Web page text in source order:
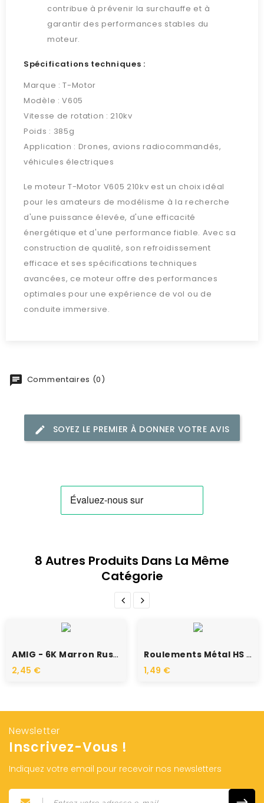
contribue à prévenir la surchauffe et à
garantir des performances stables du
moteur.
Spécifications techniques :
Marque : T-Motor
Modèle : V605
Vitesse de rotation : 210kv
Poids : 385g
Application : Drones, avions radiocommandés,
véhicules électriques
Le moteur T-Motor V605 210kv est un choix idéal
pour les amateurs de modélisme à la recherche
d'une puissance élevée, d'une efficacité
énergétique et d'une performance fiable. Avec sa
construction de qualité, son refroidissement
efficace et ses spécifications techniques
avancées, ce moteur offre des performances
optimales pour une expérience de vol ou de
conduite immersive.
Commentaires (0)
SOYEZ LE PREMIER À DONNER VOTRE AVIS
8 Autres Produits Dans La Même
Catégorie
AMIG - 6K Marron Russe -...
2,45 €
Roulements Métal HS 6x12x4
1,49 €
Newsletter
Inscrivez-Vous !
Indiquez votre email pour recevoir nos newsletters